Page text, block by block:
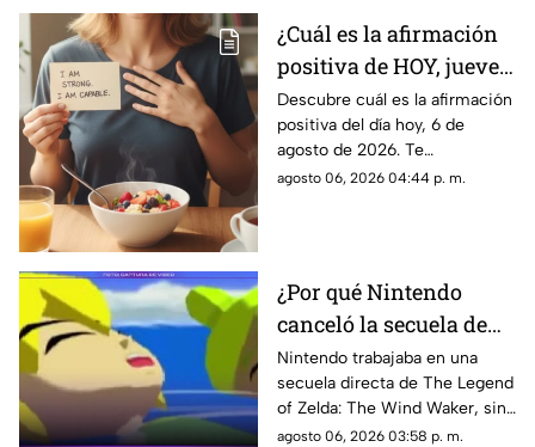
¿Cuál es la afirmación
positiva de HOY, jueves
6 de agosto de 2026?
Repite estas palabras y
llena tu día de energía
Descubre cuál es la afirmación
positiva del día hoy, 6 de
agosto de 2026. Te
compartimos un mensaje
agosto 06, 2026 04:44 p. m.
¿Por qué Nintendo
canceló la secuela de
Zelda The Wind
Waker? Aquí te
explicamos la razón
Nintendo trabajaba en una
secuela directa de The Legend
of Zelda: The Wind Waker, sin
embargo, fue cancelada. Aquí
agosto 06, 2026 03:58 p. m.